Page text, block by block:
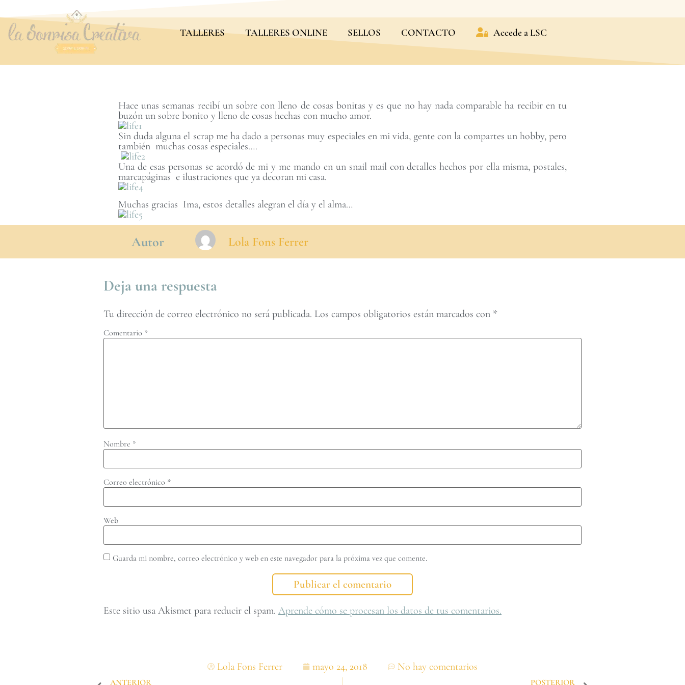
TALLERES TALLERES ONLINE SELLOS CONTACTO Accede a LSC
Hace unas semanas recibí un sobre con lleno de cosas bonitas y es que no hay nada comparable ha recibir en tu
buzón un sobre bonito y lleno de cosas hechas con mucho amor.
Sin duda alguna el scrap me ha dado a personas muy especiales en mi vida, gente con la compartes un hobby, pero
también muchas cosas especiales….
Una de esas personas se acordó de mi y me mando en un snail mail con detalles hechos por ella misma, postales,
marcapáginas e ilustraciones que ya decoran mi casa.
Muchas gracias Ima, estos detalles alegran el día y el alma…
Autor Lola Fons Ferrer
Deja una respuesta
Tu dirección de correo electrónico no será publicada. Los campos obligatorios están marcados con *
Comentario *
Nombre *
Correo electrónico *
Web
Guarda mi nombre, correo electrónico y web en este navegador para la próxima vez que comente.
Este sitio usa Akismet para reducir el spam. Aprende cómo se procesan los datos de tus comentarios.
Lola Fons Ferrer mayo 24, 2018 No hay comentarios
ANTERIOR POSTERIOR